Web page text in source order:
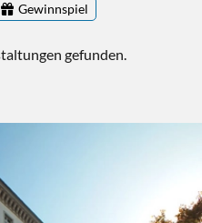
Gewinnspiel
gefunden.